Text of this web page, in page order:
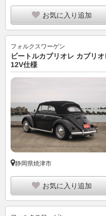
お気に入り追加
フォルクスワーゲン
ビートルカブリオレ カブリ
12V仕様
静岡県焼津市
お気に入り追加